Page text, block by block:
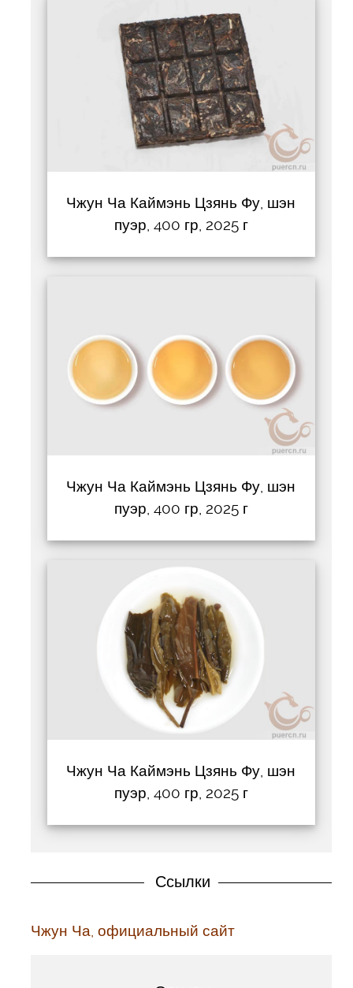
Чжун Ча Каймэнь Цзянь Фу, шэн
пуэр, 400 гр, 2025 г
Чжун Ча Каймэнь Цзянь Фу, шэн
пуэр, 400 гр, 2025 г
Чжун Ча Каймэнь Цзянь Фу, шэн
пуэр, 400 гр, 2025 г
Ссылки
Чжун Ча, официальный сайт